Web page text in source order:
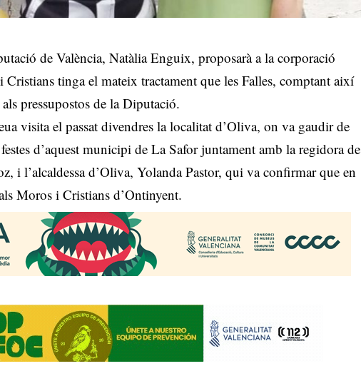
de València, Natàlia Enguix, proposarà a la corporació
Cristians tinga el mateix tractament que les Falles, comptant així
pressupostos de la Diputació.
visita el passat divendres la localitat d’Oliva, on va gaudir de
d’aquest municipi de La Safor juntament amb la regidora de
i l’alcaldessa d’Oliva, Yolanda Pastor, qui va confirmar que en
Moros i Cristians d’Ontinyent.